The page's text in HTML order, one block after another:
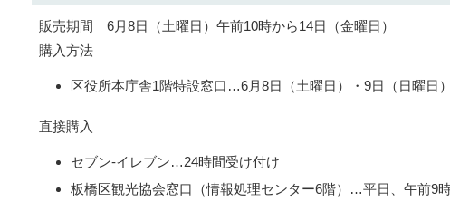
販売期間 6月8日（土曜日）午前10時から14日（金曜日）
購入方法
区役所本庁舎1階特設窓口…6月8日（土曜日）・9日（日曜日
直接購入
セブン-イレブン…24時間受け付け
板橋区観光協会窓口（情報処理センター6階）…平日、午前9